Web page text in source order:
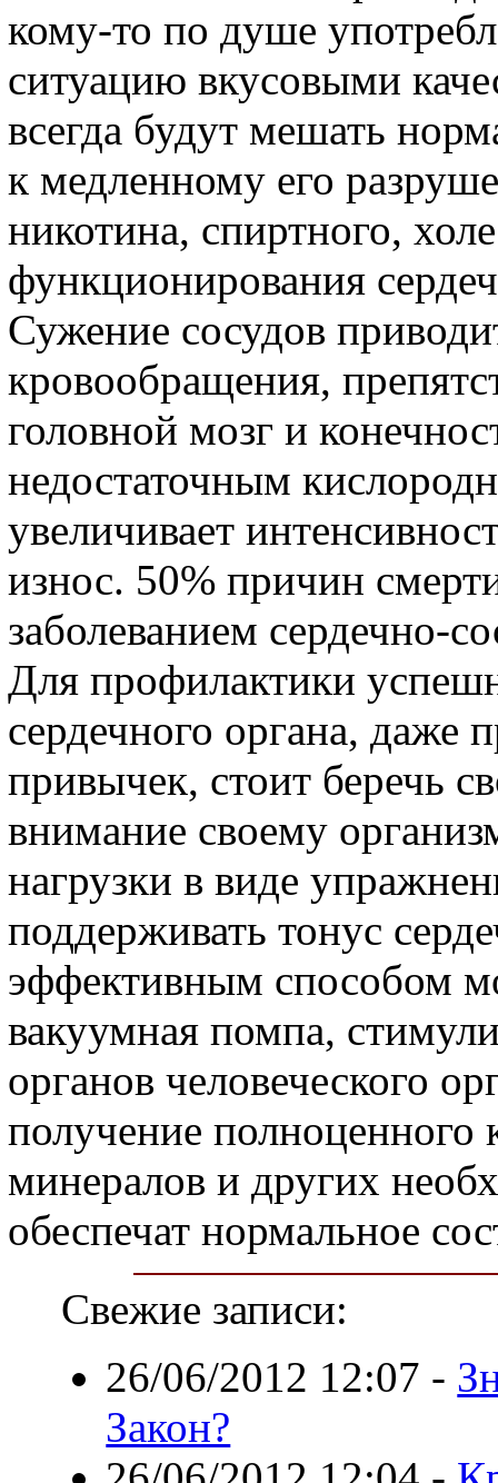
кому-то по душе
ситуацию вкусовыми
всегда будут мешать
к медленному его
никотина, спиртного,
функционирования
Сужение сосудов
кровообращения,
головной мозг и
недостаточным
увеличивает
износ. 50% причин
заболеванием сердечно-
Для профилактики
сердечного органа, даже
привычек, стоит беречь
внимание своему
нагрузки в виде
поддерживать тонус
эффективным способом
вакуумная помпа,
органов человеческого
получение полноценного
минералов и других
обеспечат нормальное
Свежие записи:
26/06/2012 12:07 -
Закон?